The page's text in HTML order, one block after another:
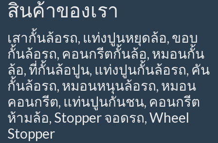
สินค้าของเรา
เสากั้นล้อรถ, แท่งปูนหยุดล้อ, ขอบ
กั้นล้อรถ, คอนกรีตกั้นล้อ, หมอนกั้น
ล้อ, ที่กั้นล้อปูน, แท่งปูนกั้นล้อรถ, คัน
กั้นล้อรถ, หมอนหนุนล้อรถ, หมอน
คอนกรีต, แท่นปูนกันชน, คอนกรีต
ห้ามล้อ, Stopper จอดรถ, Wheel
Stopper